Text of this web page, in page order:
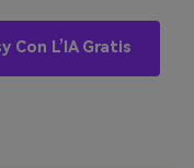
Con L’IA Gratis